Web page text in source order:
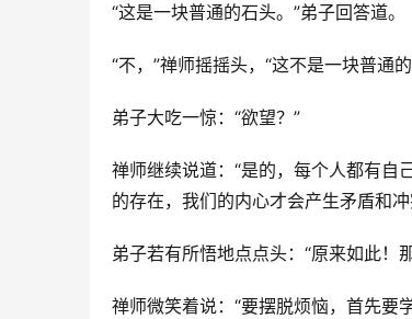
“这是一块普通的石头。”弟子回答道。
“不，”禅师摇摇头，“这不是一块普通
弟子大吃一惊：“欲望？”
禅师继续说道：“是的，每个人都有自
的存在，我们的内心才会产生矛盾和
弟子若有所悟地点点头：“原来如此！
禅师微笑着说：“要摆脱烦恼，首先要